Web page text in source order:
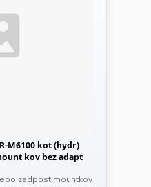
M6100 kot (hydr)
kov bez adapt
zadpost mountkov